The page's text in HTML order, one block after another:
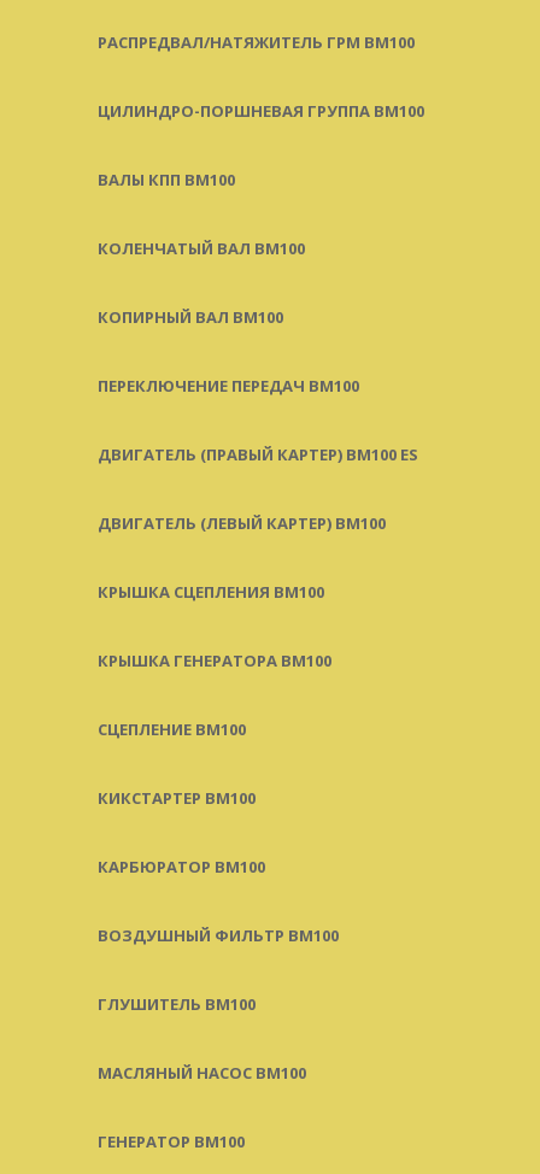
РАСПРЕДВАЛ/НАТЯЖИТЕЛЬ ГРМ BM100
ЦИЛИНДРО-ПОРШНЕВАЯ ГРУППА BM100
ВАЛЫ КПП BM100
КОЛЕНЧАТЫЙ ВАЛ BM100
КОПИРНЫЙ ВАЛ BM100
ПЕРЕКЛЮЧЕНИЕ ПЕРЕДАЧ BM100
ДВИГАТЕЛЬ (ПРАВЫЙ КАРТЕР) BM100 ES
ДВИГАТЕЛЬ (ЛЕВЫЙ КАРТЕР) BM100
КРЫШКА СЦЕПЛЕНИЯ BM100
КРЫШКА ГЕНЕРАТОРА BM100
СЦЕПЛЕНИЕ BM100
КИКСТАРТЕР BM100
КАРБЮРАТОР BM100
ВОЗДУШНЫЙ ФИЛЬТР BM100
ГЛУШИТЕЛЬ BM100
МАСЛЯНЫЙ НАСОС BM100
ГЕНЕРАТОР BM100